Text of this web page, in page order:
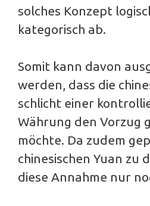
solches Konzept
kategorisch ab.
Somit kann davon
werden, dass die
schlicht einer
Währung den Vorzug
möchte. Da zudem
chinesischen Yuan zu
diese Annahme nur